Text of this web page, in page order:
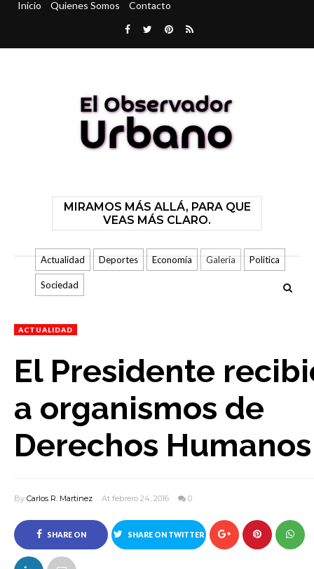
Inicio Quienes Somos Contacto
MIRAMOS MÁS ALLÁ, PARA QUE
VEAS MÁS CLARO.
Actualidad Deportes Economía Galería Politica
Sociedad
ACTUALIDAD
El Presidente
a organismos de
Derechos Humanos
By Carlos R. Martinez At febrero 24, 2016 0
SHARE ON
FACEBOOK
SHARE ON TWITTER